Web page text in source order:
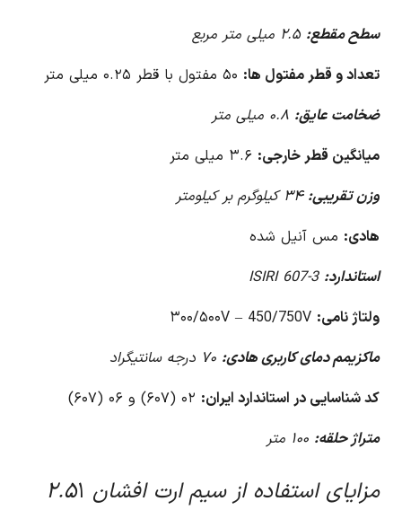
سطح مقطع:
تعداد و قطر مفتول ها:
ضخامت عایق:
میانگین قطر خارجی:
وزن تقریبی:۳۴ کیلوگرم بر کیلومتر
هادی: مس آنیل شده
استاندارد: ISIRI 607-3
ولتاژ نامی:
ماکزیمم دمای کاربری هادی:
کد شناسایی در استاندارد ایران:
متراژ حلقه:
مزایای استفاده از سیم ارت افشان ۲.۵ ۱